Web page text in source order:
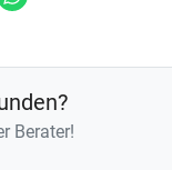
Berater!